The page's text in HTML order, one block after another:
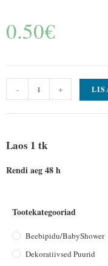
0.50€
- +
Laos 1 tk
Rendi aeg 48 h
Tootekategooriad
Beebipidu/BabyShower
Dekoratiivsed Puurid